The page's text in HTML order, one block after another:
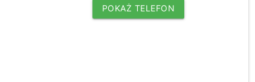
POKAŻ TELEFON